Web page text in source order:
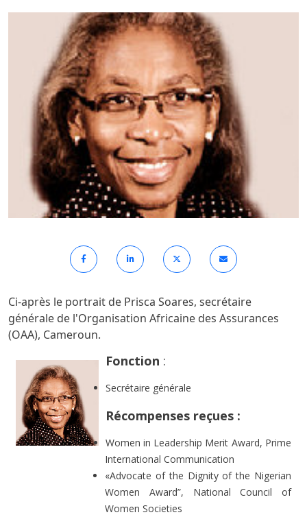
Ci-après le portrait de Prisca Soares, secrétaire
générale de l'Organisation Africaine des Assurances
(OAA), Cameroun.
Fonction :
Secrétaire générale
Récompenses reçues :
Women in Leadership Merit Award, Prime
International Communication
«Advocate of the Dignity of the Nigerian
Women Award”, National Council of
Women Societies